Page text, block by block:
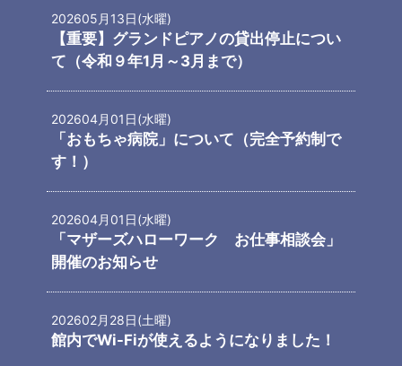
202605月13日(水曜)
【重要】グランドピアノの貸出停止につい
て（令和９年1月～3月まで）
202604月01日(水曜)
「おもちゃ病院」について（完全予約制で
す！）
202604月01日(水曜)
「マザーズハローワーク お仕事相談会」
開催のお知らせ
202602月28日(土曜)
館内でWi-Fiが使えるようになりました！